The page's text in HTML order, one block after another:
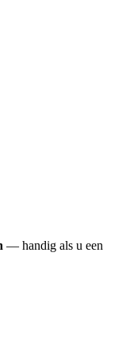
— handig als u een